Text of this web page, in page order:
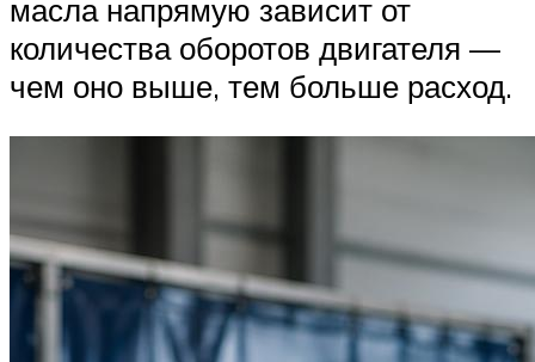
масла напрямую зависит от
количества оборотов двигателя —
чем оно выше, тем больше расход.